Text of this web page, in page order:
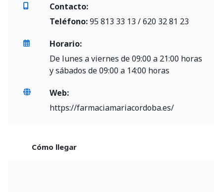
Contacto:
Teléfono:95 813 33 13 / 620 32 81 23
Horario:
De lunes a viernes de 09:00 a 21:00 horas
y sábados de 09:00 a 14:00 horas
Web:
https://farmaciamariacordoba.es/
Cómo llegar